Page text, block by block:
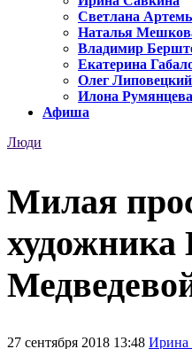
Светлана
Наталья
Владимир
Екатерина
Олег Липовецкий
Илона Румянцева
Афиша
Люди
Милая
художника
27 сентября 2018 13:48 Ирина